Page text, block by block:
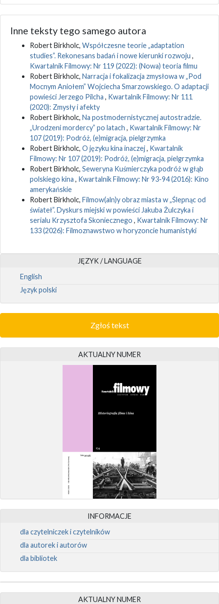
Inne teksty tego samego autora
Robert Birkholc, Współczesne teorie „adaptation
studies”. Rekonesans badań i nowe kierunki rozwoju ,
Kwartalnik Filmowy: Nr 119 (2022): (Nowa) teoria filmu
Robert Birkholc, Narracja i fokalizacja zmysłowa w „Pod
Mocnym Aniołem” Wojciecha Smarzowskiego. O adaptacji
powieści Jerzego Pilcha , Kwartalnik Filmowy: Nr 111
(2020): Zmysły i afekty
Robert Birkholc, Na postmodernistycznej autostradzie.
„Urodzeni mordercy” po latach , Kwartalnik Filmowy: Nr
107 (2019): Podróż, (e)migracja, pielgrzymka
Robert Birkholc, O języku kina inaczej, Kwartalnik
Filmowy: Nr 107 (2019): Podróż, (e)migracja, pielgrzymka
Robert Birkholc, Seweryna Kuśmierczyka podróż w głąb
polskiego kina , Kwartalnik Filmowy: Nr 93-94 (2016): Kino
amerykańskie
Robert Birkholc, Filmow(aln)y obraz miasta w „Ślepnąc od
świateł”. Dyskurs miejski w powieści Jakuba Żulczyka i
serialu Krzysztofa Skoniecznego , Kwartalnik Filmowy: Nr
133 (2026): Filmoznawstwo w horyzoncie humanistyki
JĘZYK / LANGUAGE
English
Język polski
Zgłoś tekst
AKTUALNY NUMER
INFORMACJE
dla czytelniczek i czytelników
dla autorek i autorów
dla bibliotek
AKTUALNY NUMER